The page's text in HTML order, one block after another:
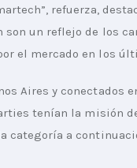
refuerza,
son un reflejo de los
el mercado en los
Aires y conectados
tenían la misión
categoría a